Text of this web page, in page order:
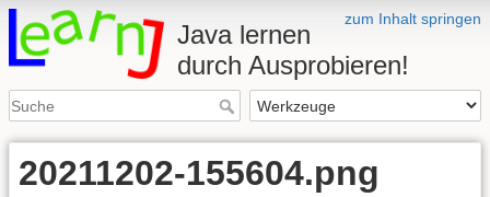
zum Inhalt springen
Java lernen
durch Ausprobieren!
20211202-155604.png